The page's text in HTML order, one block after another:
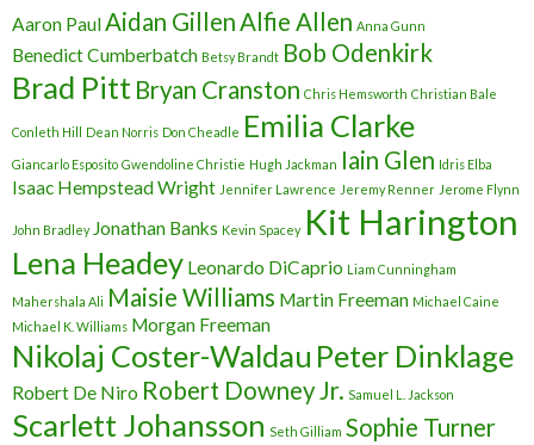
Aaron PaulAidan GillenAlfie Allen Anna Gunn
Benedict Cumberbatch Betsy Brandt Bob Odenkirk
Brad Pitt Bryan Cranston Chris Hemsworth Christian Bale
Conleth Hill Dean Norris Don Cheadle Emilia Clarke
Giancarlo Esposito Gwendoline Christie Hugh Jackman Iain Glen Idris Elba
Isaac Hempstead Wright Jennifer Lawrence Jeremy Renner Jerome Flynn
John Bradley Jonathan Banks Kevin Spacey Kit Harington
Lena Headey Leonardo DiCaprio Liam Cunningham
Mahershala Ali Maisie Williams Martin Freeman Michael Caine
Michael K. Williams Morgan Freeman
Nikolaj Coster-Waldau Peter Dinklage
Robert De Niro Robert Downey Jr. Samuel L. Jackson
Scarlett Johansson Seth Gilliam Sophie Turner